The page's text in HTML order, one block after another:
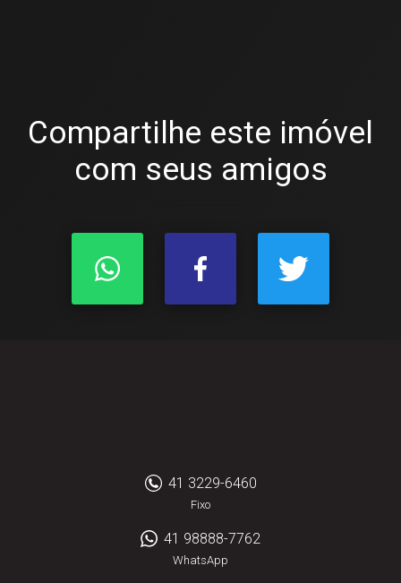
Compartilhe este imóvel
com seus amigos
41 3229-6460
Fixo
41 98888-7762
WhatsApp